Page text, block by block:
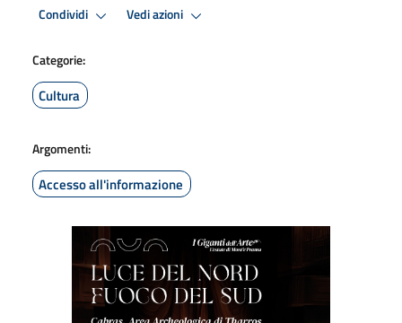
Condividi Vedi azioni
Categorie:
Cultura
Argomenti:
Accesso all'informazione